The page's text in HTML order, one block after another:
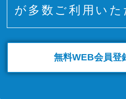
が多数ご利用いた
無料WEB会員登